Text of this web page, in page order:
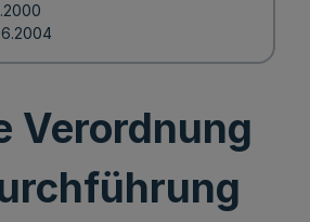
Verordnung